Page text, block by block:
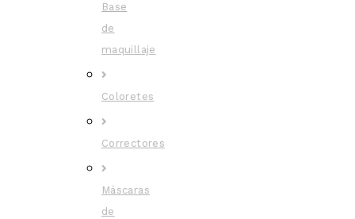
Base
de
maquillaje
Coloretes
Correctores
Máscaras
de